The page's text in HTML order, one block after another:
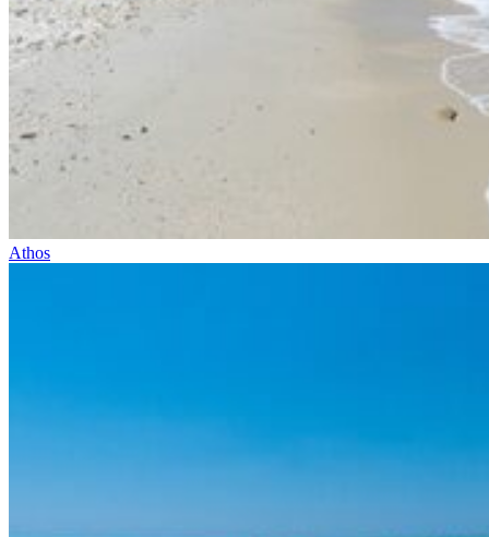
Athos